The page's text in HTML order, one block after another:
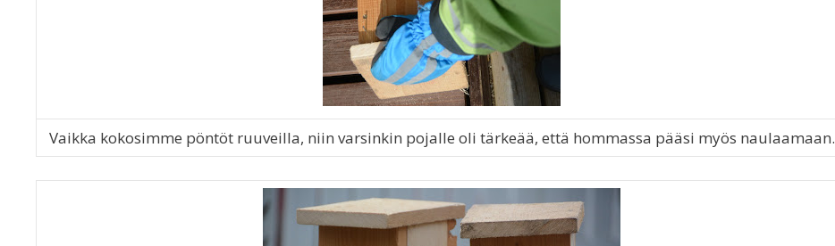
Vaikka kokosimme pöntöt ruuveilla, niin varsinkin pojalle oli tärkeää, että hommassa pääsi myös naulaamaan.